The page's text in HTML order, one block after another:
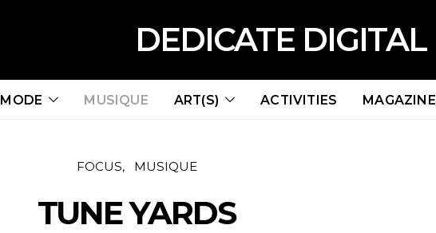
DEDICATE DIGITAL
MODE MUSIQUE ART(S) ACTIVITIES MAGAZINE
FOCUS MUSIQUE
TUNE YARDS